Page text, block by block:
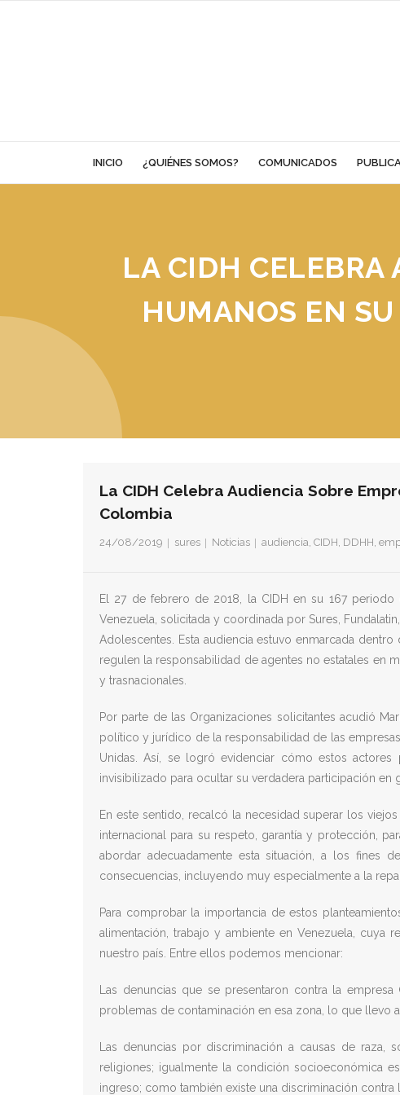
INICIO ¿QUIÉNES SOMOS? COMUNICADOS
LA CIDH CELEBRA
HUMANOS EN SU
La CIDH Celebra Audiencia Sobre
Colombia
24/08/2019 sures Noticias audiencia CIDH DDHH
El 27 de febrero de 2018, la CIDH en su 167
Venezuela, solicitada y coordinada por Sures,
Adolescentes. Esta audiencia estuvo enmarcada
regulen la responsabilidad de agentes no estatales en
y trasnacionales.
Por parte de las Organizaciones solicitantes acudió
político y jurídico de la responsabilidad de las
Unidas. Así, se logró evidenciar cómo estos
invisibilizado para ocultar su verdadera participación en
En este sentido, recalcó la necesidad superar los
internacional para su respeto, garantía y protección,
abordar adecuadamente esta situación, a los fines
consecuencias, incluyendo muy especialmente a la
Para comprobar la importancia de estos
alimentación, trabajo y ambiente en Venezuela, cuya
nuestro país. Entre ellos podemos mencionar:
Las denuncias que se presentaron contra la
problemas de contaminación en esa zona, lo que llevo
Las denuncias por discriminación a causas de
religiones; igualmente la condición socioeconómica
ingreso; como también existe una discriminación